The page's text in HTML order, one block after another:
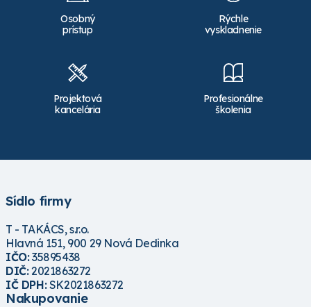
Osobný
prístup
Rýchle
vyskladnenie
Projektová
kancelária
Profesionálne
školenia
Sídlo firmy
T - TAKÁCS, s.r.o.
Hlavná 151, 900 29 Nová Dedinka
IČO:35895438
DIČ:2021863272
IČ DPH:SK2021863272
Nakupovanie